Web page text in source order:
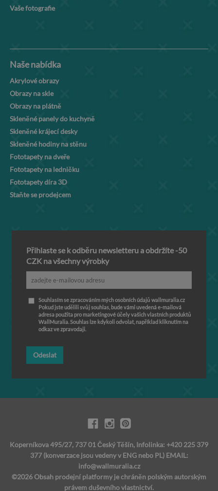
Vaše fotografie
Naše nabídka
Akrylové obrazy
Obrazy na skle
Obrazy na plátně
Skleněné panely do kuchyně
Skleněné krájecí desky
Skleněné hodiny na stěnu
Fototapety na dveře
Fototapety na ledničku
Fototapety díra 3D
Staňte se prodejcem
Přihlaste se k odběru newsletteru a obdržíte -50
CZK na všechny výrobky
Souhlasím se zpracováním mých osobních údajů wallmuralia.cz
Pokud jste udělili svůj souhlas, bude vámi uvedená e-mailová
adresa použita pro marketingové účely vašich vlastních produktů
WallMuralia. Souhlas lze kdykoli odvolat, například kliknutím na
odkaz ve zpravodaji.
Odeslat
Koperníkova 495/27, 737 01 Český Těšín, Infolinka: +420 225 379
377 (konverzace jsou vedeny v ENG nebo PL) EMAIL:
info@wallmuralia.cz
©2026 Obsah prodejní platformy je chráněn polským autorským
právem duševního vlastnictví.